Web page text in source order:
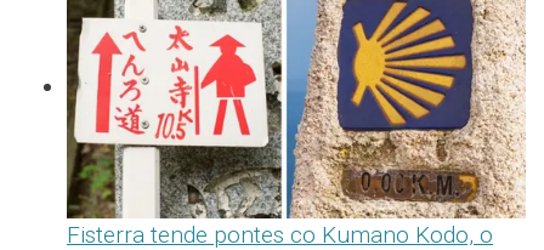
Fisterra tende pontes co Kumano Kodo, o